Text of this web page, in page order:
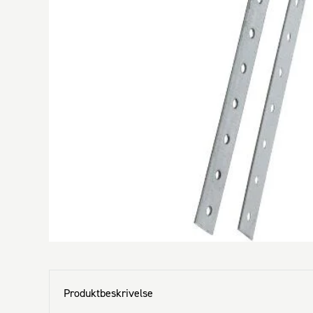
Produktbeskrivelse